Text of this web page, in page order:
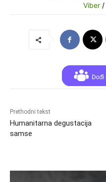
Viber /
Prethodni tekst
Humanitarna degustacija
samse